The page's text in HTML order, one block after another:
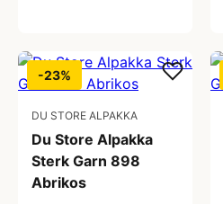
-23%
DU STORE ALPAKKA
Du Store Alpakka
Sterk Garn 898
Abrikos